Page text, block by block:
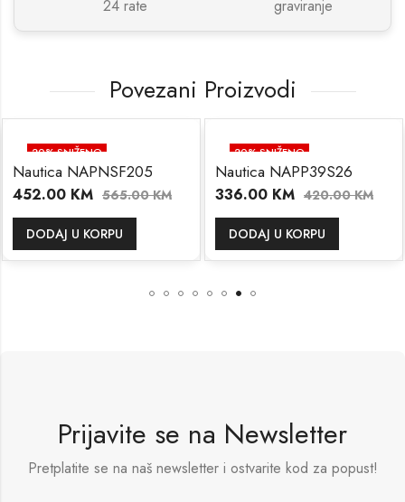
24 rate
graviranje
Povezani Proizvodi
20% SNIŽENO
Nautica NAPNSF205
452.00 KM 565.00KM
DODAJ U KORPU
20% SNIŽENO
Nautica NAPP39S26
336.00 KM 420.00KM
DODAJ U KORPU
Prijavite se na Newsletter
Pretplatite se na naš newsletter i ostvarite kod za popust!